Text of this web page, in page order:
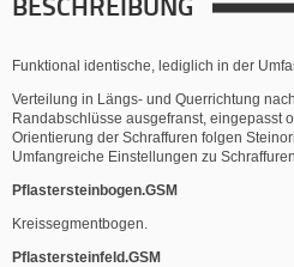
BESCHREIBUNG
Funktional identische, lediglich in der
Verteilung in Längs- und Querrichtung
Randabschlüsse ausgefranst, eingepasst
Orientierung der Schraffuren folgen
Umfangreiche Einstellungen zu
Pflastersteinbogen.GSM
Kreissegmentbogen.
Pflastersteinfeld.GSM